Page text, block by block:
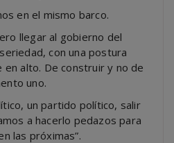
en el mismo barco.
llegar al gobierno del
con una postura
en alto. De construir y no de
uno.
un partido político, salir
a hacerlo pedazos para
las próximas”.